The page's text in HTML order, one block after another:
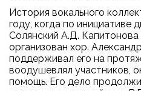
История вокального
году, когда по инициативе
Солянский А.Д. Капитонова
организован хор.
поддерживал его на
воодушевлял участников,
помощь. Его дело